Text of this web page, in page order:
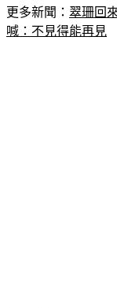
更多新聞： 翠珊回
喊：不見得能再見